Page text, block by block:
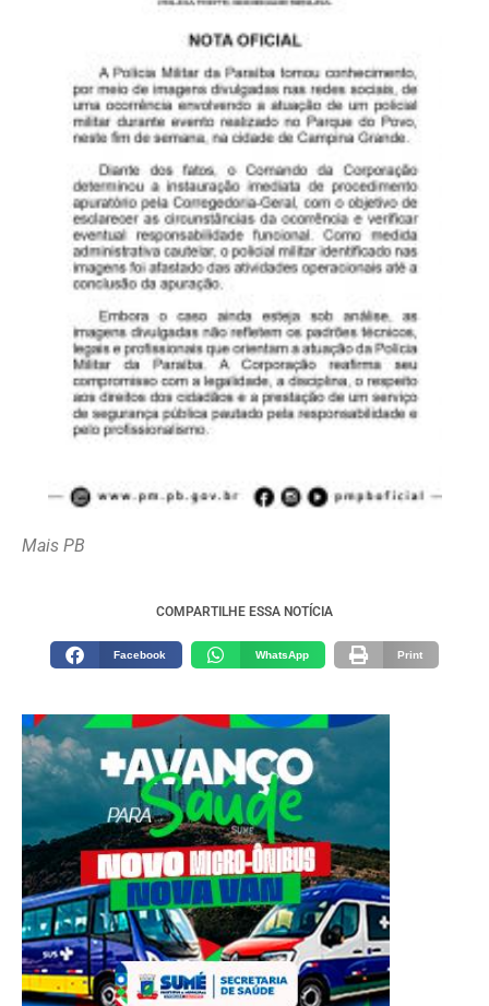
Mais PB
COMPARTILHE ESSA NOTÍCIA
Facebook WhatsApp Print